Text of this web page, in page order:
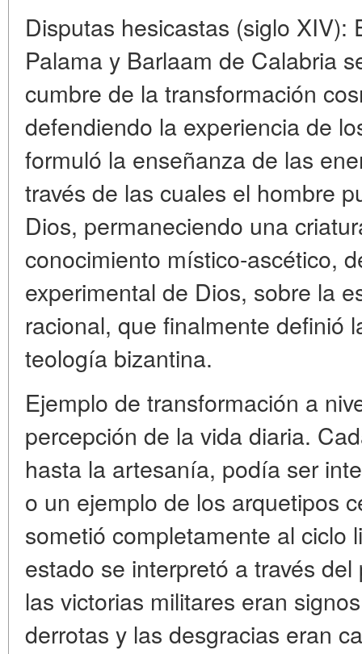
Disputas hesicastas (siglo XIV):
Palama y Barlaam de Calabria
cumbre de la transformación
defendiendo la experiencia de
formuló la enseñanza de las
través de las cuales el hombre
Dios, permaneciendo una
conocimiento místico-ascético,
experimental de Dios, sobre la
racional, que finalmente definió
teología bizantina.
Ejemplo de transformación a
percepción de la vida diaria.
hasta la artesanía, podía ser
o un ejemplo de los arquetipos
sometió completamente al ciclo
estado se interpretó a través
las victorias militares eran
derrotas y las desgracias eran